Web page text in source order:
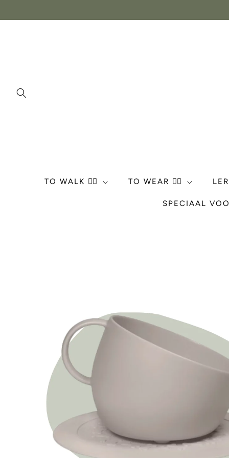
content
TO WALK 🏃‍♀️ TO WEAR 💁‍♀️
SPECIAAL